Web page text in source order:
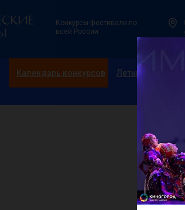
Конкурсы-фестивали по
всей России
Календарь конкурсов
Летние смены в